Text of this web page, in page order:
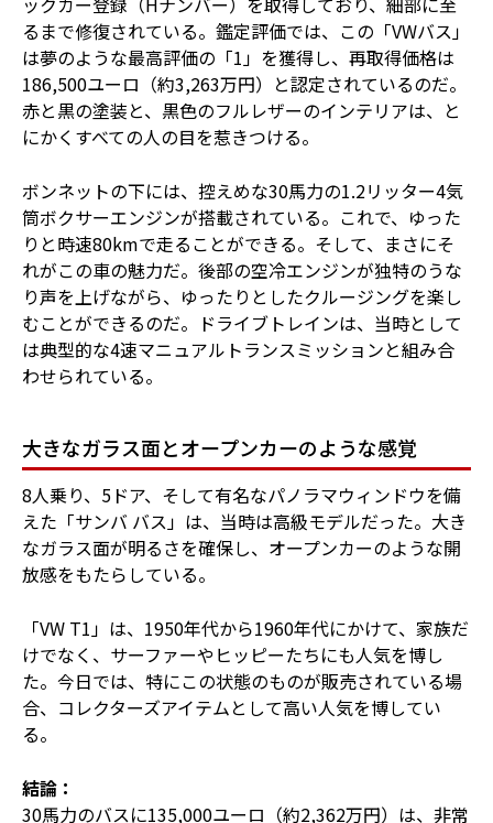
るまで修復されている。鑑定評価では、この「VWバス」
は夢のような最高評価の「1」を獲得し、再取得価格は
186,500ユーロ（約3,263万円）と認定されているのだ。
赤と黒の塗装と、黒色のフルレザーのインテリアは、と
にかくすべての人の目を惹きつける。
ボンネットの下には、控えめな30馬力の1.2リッター4気
筒ボクサーエンジンが搭載されている。これで、ゆった
りと時速80kmで走ることができる。そして、まさにそ
れがこの車の魅力だ。後部の空冷エンジンが独特のうな
り声を上げながら、ゆったりとしたクルージングを楽し
むことができるのだ。ドライブトレインは、当時として
は典型的な4速マニュアルトランスミッションと組み合
わせられている。
大きなガラス面とオープンカーのような感覚
8人乗り、5ドア、そして有名なパノラマウィンドウを備
えた「サンバ バス」は、当時は高級モデルだった。大き
なガラス面が明るさを確保し、オープンカーのような開
放感をもたらしている。
「VW T1」は、1950年代から1960年代にかけて、家族だ
けでなく、サーファーやヒッピーたちにも人気を博し
た。今日では、特にこの状態のものが販売されている場
合、コレクターズアイテムとして高い人気を博してい
る。
結論：
30馬力のバスに135,000ユーロ（約2,362万円）は、非常